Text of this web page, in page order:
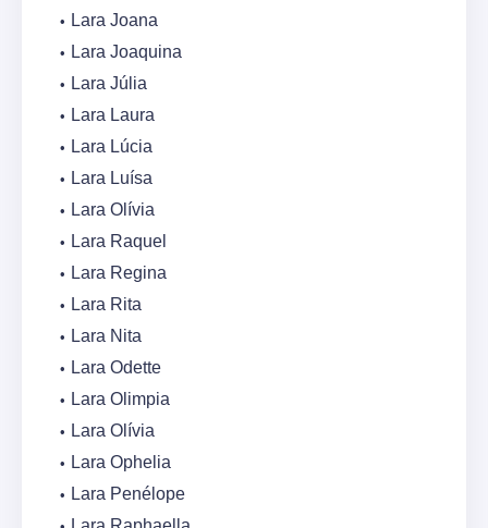
Lara Joana
Lara Joaquina
Lara Júlia
Lara Laura
Lara Lúcia
Lara Luísa
Lara Olívia
Lara Raquel
Lara Regina
Lara Rita
Lara Nita
Lara Odette
Lara Olimpia
Lara Olívia
Lara Ophelia
Lara Penélope